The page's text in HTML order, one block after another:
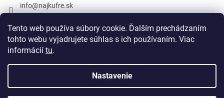
Tento web používa súbory cookie. Ďalším prechádzaním
tohto webu vyjadrujete súhlas s ich používaním. Viac
informácií tu.
Nastavenie
info@najkufre.sk
Facebook
Vytvoril Shoptet